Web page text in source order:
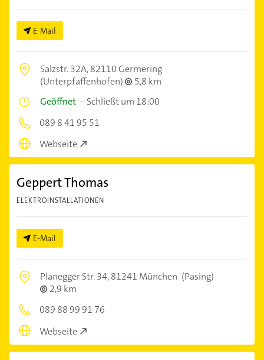
E-Mail
Salzstr. 32A,82110 Germering
(Unterpfaffenhofen)
5,8 km
Geöffnet –Schließt um 18:00
089 8 41 95 51
Webseite
Geppert Thomas
ELEKTROINSTALLATIONEN
E-Mail
Planegger Str. 34,81241 München (Pasing)
2,9 km
089 88 99 91 76
Webseite